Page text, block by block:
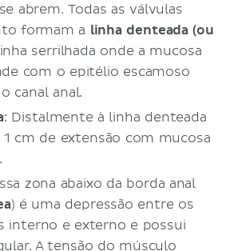
abrem. Todas as válvulas
formam a linha denteada (ou
serrilhada onde a mucosa
com o epitélio escamoso
canal anal.
: Distalmente à linha denteada
cm de extensão com mucosa
zona abaixo da borda anal
) é uma depressão entre os
interno e externo e possui
A tensão do músculo